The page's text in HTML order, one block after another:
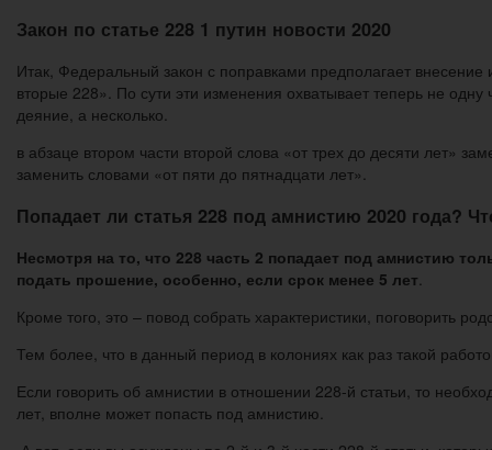
Закон по статье 228 1 путин новости 2020
Итак, Федеральный закон с поправками предполагает
вторые 228». По сути эти изменения охватывает теперь не
деяние, а несколько.
в абзаце втором части второй слова «от трех до десяти лет»
заменить словами «от пяти до пятнадцати лет».
Попадает ли статья 228 под амнистию 2020 года?
Несмотря на то, что 228 часть 2 попадает под амнистию
подать прошение, особенно, если срок менее 5 лет.
Кроме того, это – повод собрать характеристики, поговорить
Тем более, что в данный период в колониях как раз такой
Если говорить об амнистии в отношении 228-й статьи, то
лет, вполне может попасть под амнистию.